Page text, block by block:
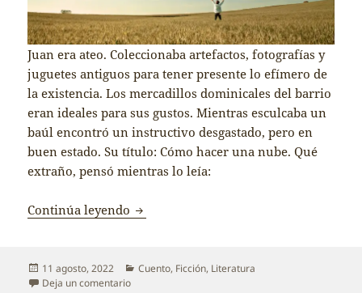
Juan era ateo. Coleccionaba artefactos, fotografías y
juguetes antiguos para tener presente lo efímero de
la existencia. Los mercadillos dominicales del barrio
eran ideales para sus gustos. Mientras esculcaba un
baúl encontró un instructivo desgastado, pero en
buen estado. Su título: Cómo hacer una nube. Qué
extraño, pensó mientras lo leía:
Continúa leyendo Cómo hacer una nube
Publicado
el
11 agosto, 2022 Categorías
Cuento, Ficción, Literatura
Deja un comentarioen Cómo hacer una nube